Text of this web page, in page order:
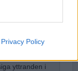
Privacy Policy
i svenska,
yttranden i